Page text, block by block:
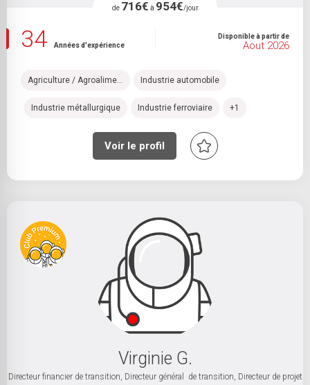
de 716€ à 954€/jour
34 Années d'expérience
Disponible à partir de
Aout 2026
Agriculture / Agroalime... Industrie automobile
Industrie métallurgique Industrie ferroviaire +1
Voir le profil
Virginie G.
Directeur financier de transition, Directeur général de transition, Directeur de projet